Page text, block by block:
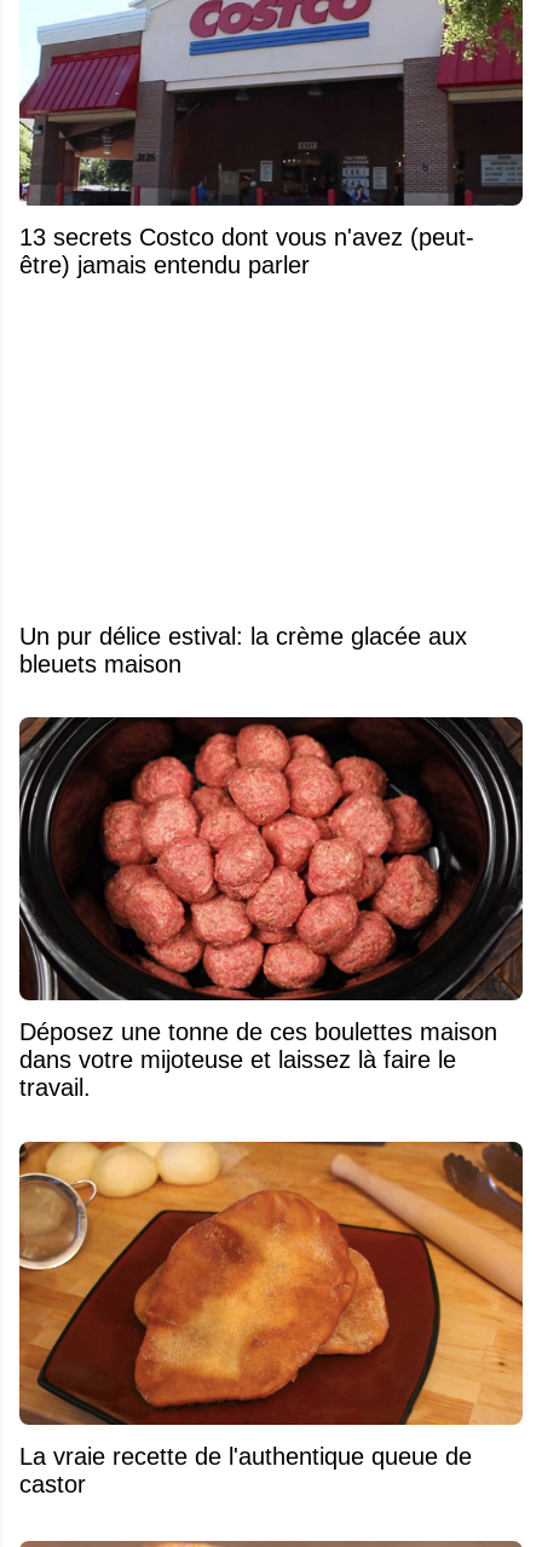
13 secrets Costco dont vous n'avez (peut-
être) jamais entendu parler
Un pur délice estival: la crème glacée aux
bleuets maison
Déposez une tonne de ces boulettes maison
dans votre mijoteuse et laissez là faire le
travail.
La vraie recette de l'authentique queue de
castor